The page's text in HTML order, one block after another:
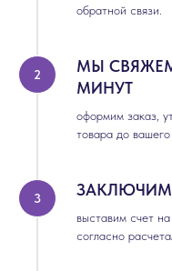
обратной связи.
МЫ
МИНУТ
оформим заказ,
товара до
ЗАКЛЮЧИМ
выставим счет
согласно